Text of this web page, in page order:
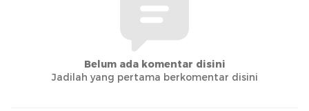
Belum ada komentar disini
Jadilah yang pertama berkomentar disini